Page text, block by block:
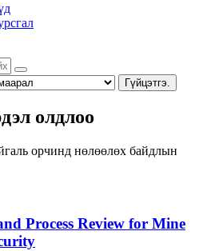
Гүйцэтгэ.
олдлоо
орчинд нөлөөлөх байдлын
Process Review for Mine